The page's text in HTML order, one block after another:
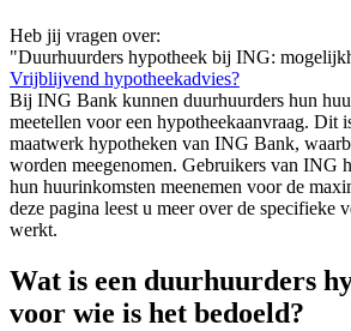
Heb jij vragen over:
"Duurhuurders hypotheek bij ING:
Vrijblijvend hypotheekadvies?
Bij ING Bank kunnen duurhuurders hun
meetellen voor een hypotheekaanvraag. Dit
maatwerk hypotheken van ING Bank,
worden meegenomen. Gebruikers van ING
hun huurinkomsten meenemen voor de
deze pagina leest u meer over de specifieke
werkt.
Wat is een duurhuurders
voor wie is het bedoeld?